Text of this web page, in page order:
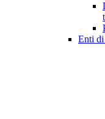
Enti